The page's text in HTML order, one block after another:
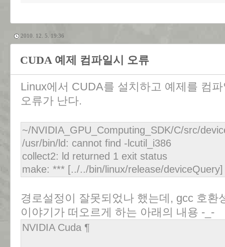
2010. 12. 5. 19:36
CUDA 예제 컴파일시 오류
Linux에서 CUDA를 설치하고 예제를 컴
오류가 난다.
~/NVIDIA_GPU_Computing_SDK/C/src/
/usr/bin/ld: cannot find -lcutil_i386
collect2: ld returned 1 exit status
make: *** [../../bin/linux/release/
경로설정이 잘못되었나 했는데, gcc 호환
이야기가 떠오르게 하는 아래의 내용 -_-
NVIDIA Cuda ¶